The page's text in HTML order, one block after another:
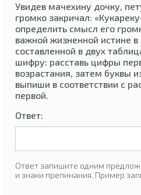
Увидев мачехину дочку,
громко закричал:
определить смысл его
важной жизненной истине
составленной в двух
шифру: расставь цифры
возрастания, затем буквы
выпиши в соответствии с
первой.
Ответ:
Ответ запишите одним
и знаки препинания. Пример